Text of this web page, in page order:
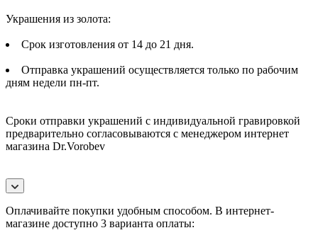
Украшения из золота:
Срок изготовления от 14 до 21 дня.
Отправка украшений осуществляется только по рабочим
дням недели пн-пт.
Сроки отправки украшений с индивидуальной гравировкой
предварительно согласовываются с менеджером интернет
магазина Dr.Vorobev
Оплачивайте покупки удобным способом. В интернет-
магазине доступно 3 варианта оплаты: